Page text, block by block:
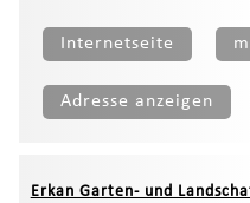
Internetseite
Adresse anzeigen
Erkan Garten- und